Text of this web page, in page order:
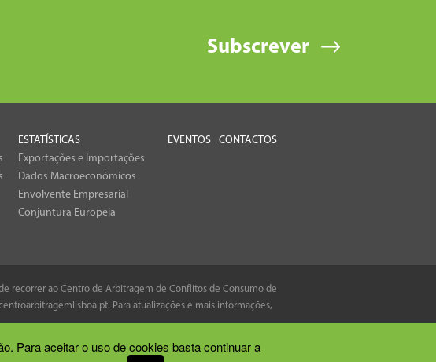
Para aceitar o uso de cookies basta continuar a
Subscrever
ESTATÍSTICAS
Exportações e Importações
Dados Macroeconómicos
Envolvente Empresarial
Conjuntura Europeia
EVENTOS CONTACTOS
recorrer ao Centro de Arbitragem de Conflitos de Consumo de
. Para atualizações e mais informações,